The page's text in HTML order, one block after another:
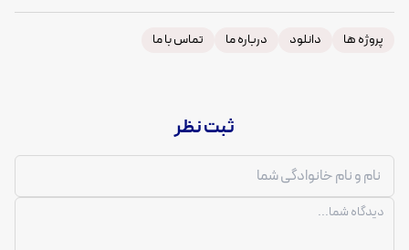
پروژه ها دانلود درباره ما تماس با ما
ثبت نظر